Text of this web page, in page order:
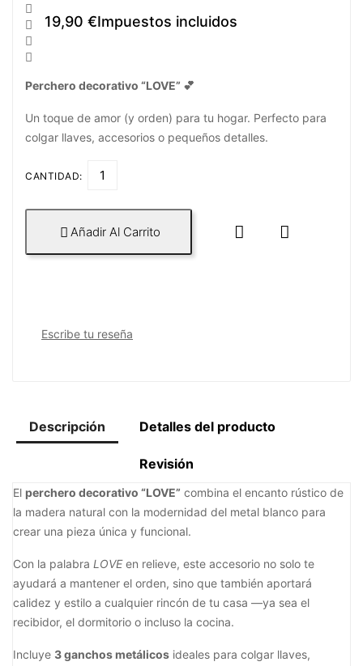




19,90 €Impuestos incluidos
Perchero decorativo “LOVE” 💕
Un toque de amor (y orden) para tu hogar. Perfecto para
colgar llaves, accesorios o pequeños detalles.
CANTIDAD:
 Añadir Al Carrito  
Escribe tu reseña
Descripción Detalles del producto
Revisión
El perchero decorativo “LOVE” combina el encanto rústico de
la madera natural con la modernidad del metal blanco para
crear una pieza única y funcional.
Con la palabra LOVEen relieve, este accesorio no solo te
ayudará a mantener el orden, sino que también aportará
calidez y estilo a cualquier rincón de tu casa —ya sea el
recibidor, el dormitorio o incluso la cocina.
Incluye 3 ganchos metálicos ideales para colgar llaves,